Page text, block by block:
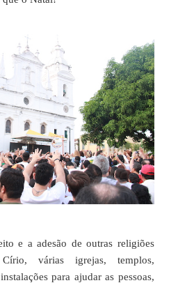
e a adesão de outras religiões
várias igrejas, templos,
para ajudar as pessoas,